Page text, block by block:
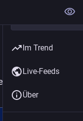
Im Trend
Live-Feeds
Über